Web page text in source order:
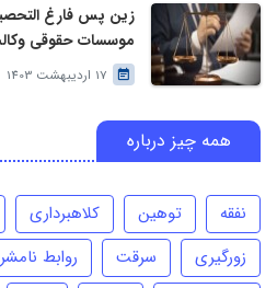
زین پس فارغ
موسسات حقوقی
17 اردیبهشت 1403
همه چیز درباره
نفقه توهین کلاهبرداری
زورگیری
سرقت روابط